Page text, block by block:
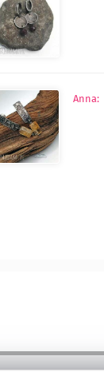
Anna: